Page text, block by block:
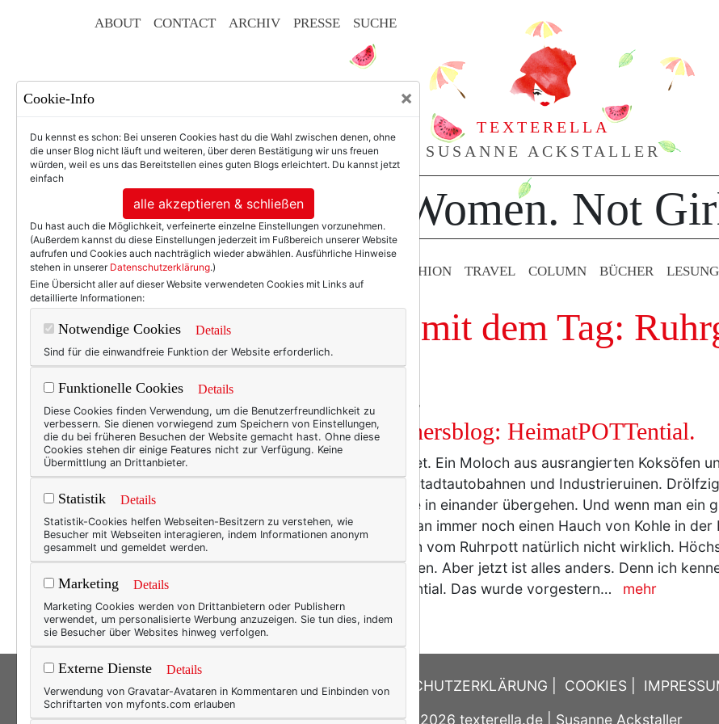
ABOUT CONTACT ARCHIV PRESSE SUCHE
TEXTERELLA
SUSANNE ACKSTALLER
For Women. Not
BEAUTY & FASHION TRAVEL COLUMN BÜCHER
Einträge mit dem Tag:
50+ LIFESTYLE
Das Donnersblog: HeimatPOTTential.
Das Ruhrgebiet. Ein Moloch aus ausrangierten Koksöfen
Zechen. Aus Stadtautobahnen und Industrieruinen.
Städtchen, die in einander übergehen. Und wenn man ein
dann riecht man immer noch einen Hauch von Kohle in der
das dachte ich vom Ruhrpott natürlich nicht wirklich.
kleines bisschen. Aber jetzt ist alles anders. Denn ich
HeimatPOTTential. Das wurde vorgestern…
mehr
DATENSCHUTZERKLÄRUNG COOKIES
© 2026 texterella.de | Susanne Ackstaller
Cookie-Info ×
Du kennst es schon: Bei unseren Cookies hast du die Wahl zwischen denen, ohne
die unser Blog nicht läuft und weiteren, über deren Bestätigung wir uns freuen
würden, weil es uns das Bereitstellen eines guten Blogs erleichtert. Du kannst jetzt
einfach
alle akzeptieren & schließen
Du hast auch die Möglichkeit, verfeinerte einzelne Einstellungen vorzunehmen.
(Außerdem kannst du diese Einstellungen jederzeit im Fußbereich unserer Website
aufrufen und Cookies auch nachträglich wieder abwählen. Ausführliche Hinweise
stehen in unserer Datenschutzerklärung.)
Eine Übersicht aller auf dieser Website verwendeten Cookies mit Links auf
detaillierte Informationen:
Notwendige Cookies Details
Sind für die einwandfreie Funktion der Website erforderlich.
Funktionelle Cookies Details
Diese Cookies finden Verwendung, um die Benutzerfreundlichkeit zu
verbessern. Sie dienen vorwiegend zum Speichern von Einstellungen,
die du bei früheren Besuchen der Website gemacht hast. Ohne diese
Cookies stehen dir einige Features nicht zur Verfügung. Keine
Übermittlung an Drittanbieter.
Statistik Details
Statistik-Cookies helfen Webseiten-Besitzern zu verstehen, wie
Besucher mit Webseiten interagieren, indem Informationen anonym
gesammelt und gemeldet werden.
Marketing Details
Marketing Cookies werden von Drittanbietern oder Publishern
verwendet, um personalisierte Werbung anzuzeigen. Sie tun dies, indem
sie Besucher über Websites hinweg verfolgen.
Externe Dienste Details
Verwendung von Gravatar-Avataren in Kommentaren und Einbinden von
Schriftarten von myfonts.com erlauben